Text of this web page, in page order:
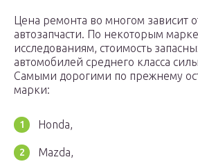
Цена ремонта во многом зависит
автозапчасти. По некоторым
исследованиям, стоимость
автомобилей среднего класса
Самыми дорогими по прежнему
марки:
Honda,
Mazda,